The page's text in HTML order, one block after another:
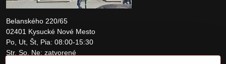
Belanského 220/65
02401 Kysucké Nové Mesto
Po, Ut, Št, Pia: 08:00-15:30
Str, So, Ne: zatvorené